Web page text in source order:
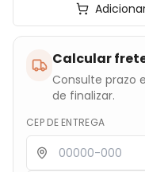
Calcular
Consulte prazo
de finalizar.
CEP DE ENTREGA